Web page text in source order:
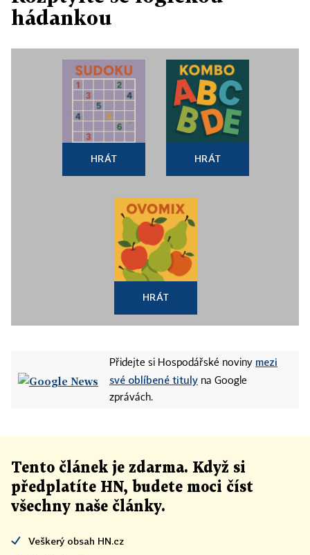
hádankou
HRÁT HRÁT
HRÁT
Přidejte si Hospodářské noviny mezi
své oblíbené tituly na Google
zprávách.
Tento článek je zdarma. Když si
předplatíte HN, budete moci číst
všechny naše články.
Veškerý obsah HN.cz